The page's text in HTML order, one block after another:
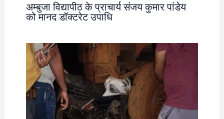
अम्बुजा विद्यापीठ के प्राचार्य संजय कुमार पांडेय
को मानद डॉक्टरेट उपाधि